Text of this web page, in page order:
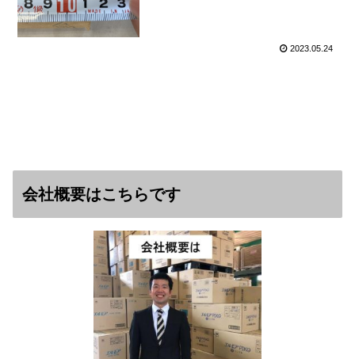
2023.05.24
会社概要はこちらです